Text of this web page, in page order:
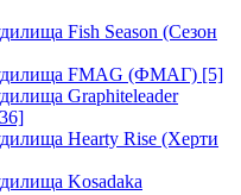
Fish Season (Сезон
FMAG (ФМАГ) [5]
Graphiteleader
Hearty Rise (Херти
Kosadaka